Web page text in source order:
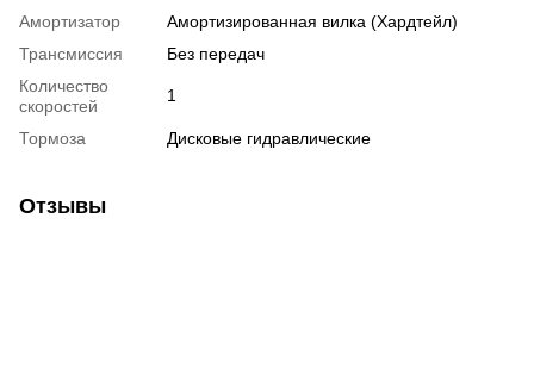
Амортизатор
Амортизированная вилка (Хардтейл)
Трансмиссия
Без передач
Количество
скоростей
1
Тормоза Дисковые гидравлические
Отзывы